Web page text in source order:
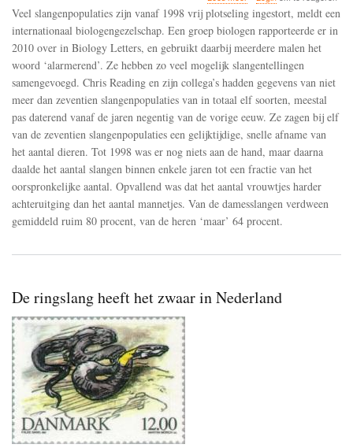
De
slangenpopulaties
zijn
sinds
1998
dramatisch
achteruit
gegaan
Veel slangenpopulaties zijn vanaf 1998 vrij plotseling ingestort, meldt een
internationaal biologengezelschap. Een groep biologen rapporteerde er in
2010 over in Biology Letters, en gebruikt daarbij meerdere malen het
woord ‘alarmerend’. Ze hebben zo veel mogelijk slangentellingen
samengevoegd. Chris Reading en zijn collega’s hadden gegevens van niet
meer dan zeventien slangenpopulaties van in totaal elf soorten, meestal
pas daterend vanaf de jaren negentig van de vorige eeuw. Ze zagen bij elf
van de zeventien slangenpopulaties een gelijktijdige, snelle afname van
het aantal dieren. Tot 1998 was er nog niets aan de hand, maar daarna
daalde het aantal slangen binnen enkele jaren tot een fractie van het
oorspronkelijke aantal. Opvallend was dat het aantal vrouwtjes harder
achteruitging dan het aantal mannetjes. Van de damesslangen verdween
gemiddeld ruim 80 procent, van de heren ‘maar’ 64 procent.
De ringslang heeft het zwaar in Nederland